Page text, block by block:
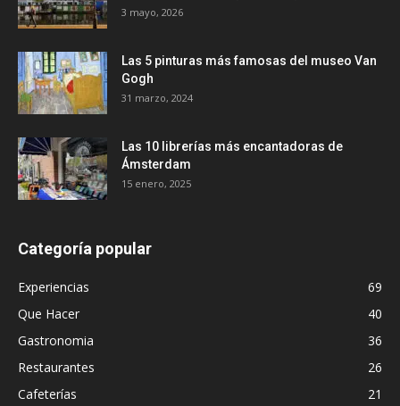
3 mayo, 2026
Las 5 pinturas más famosas del museo Van
Gogh
31 marzo, 2024
Las 10 librerías más encantadoras de
Ámsterdam
15 enero, 2025
Categoría popular
Experiencias
69
Que Hacer
40
Gastronomia
36
Restaurantes
26
Cafeterías
21